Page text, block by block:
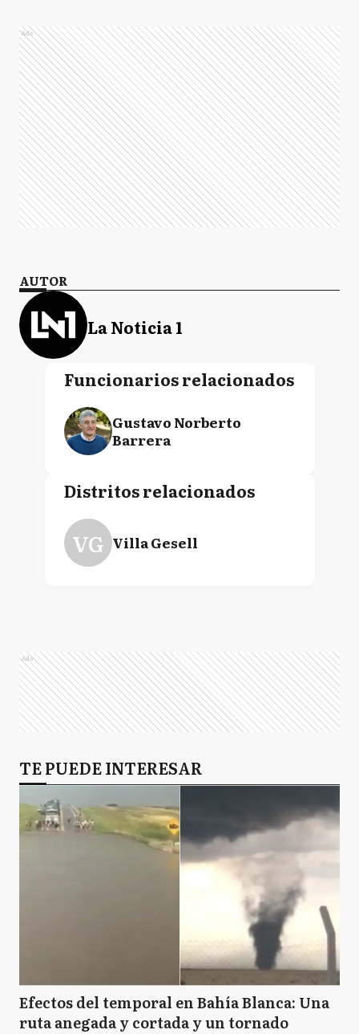
Ads
AUTOR
La Noticia 1
Funcionarios relacionados
Gustavo Norberto
Barrera
Distritos relacionados
VG Villa Gesell
Ads
TE PUEDE INTERESAR
Efectos del temporal en Bahía Blanca: Una
ruta anegada y cortada y un tornado